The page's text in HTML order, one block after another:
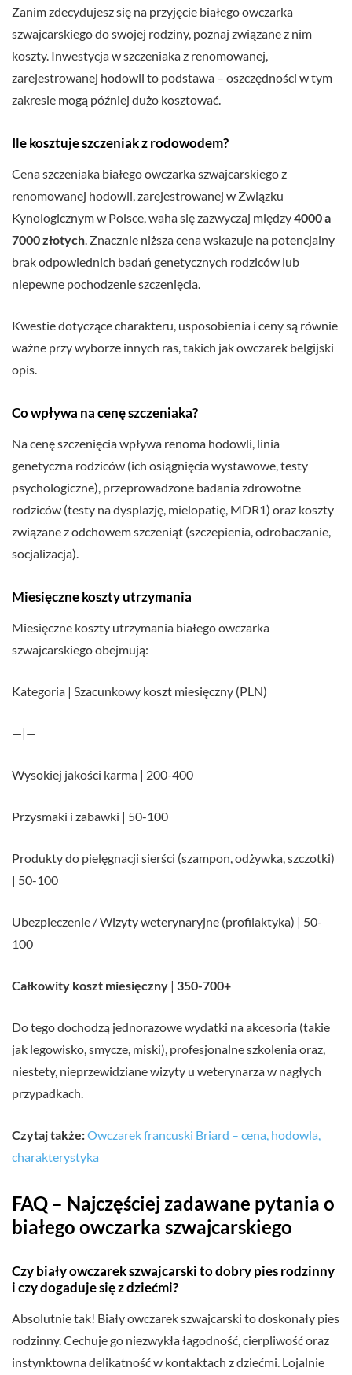
Zanim zdecydujesz się na przyjęcie białego owczarka
szwajcarskiego do swojej rodziny, poznaj związane z nim
koszty. Inwestycja w szczeniaka z renomowanej,
zarejestrowanej hodowli to podstawa – oszczędności w tym
zakresie mogą później dużo kosztować.
Ile kosztuje szczeniak z rodowodem?
Cena szczeniaka białego owczarka szwajcarskiego z
renomowanej hodowli, zarejestrowanej w Związku
Kynologicznym w Polsce, waha się zazwyczaj między4000 a
7000 złotych . Znacznie niższa cena wskazuje na potencjalny
brak odpowiednich badań genetycznych rodziców lub
niepewne pochodzenie szczenięcia.
Kwestie dotyczące charakteru, usposobienia i ceny są równie
ważne przy wyborze innych ras, takich jak owczarek belgijski
opis.
Co wpływa na cenę szczeniaka?
Na cenę szczenięcia wpływa renoma hodowli, linia
genetyczna rodziców (ich osiągnięcia wystawowe, testy
psychologiczne), przeprowadzone badania zdrowotne
rodziców (testy na dysplazję, mielopatię, MDR1) oraz koszty
związane z odchowem szczeniąt (szczepienia, odrobaczanie,
socjalizacja).
Miesięczne koszty utrzymania
Miesięczne koszty utrzymania białego owczarka
szwajcarskiego obejmują:
Kategoria | Szacunkowy koszt miesięczny (PLN)
—|—
Wysokiej jakości karma | 200-400
Przysmaki i zabawki | 50-100
Produkty do pielęgnacji sierści (szampon, odżywka, szczotki)
| 50-100
Ubezpieczenie / Wizyty weterynaryjne (profilaktyka) | 50-
100
Całkowity koszt miesięczny | 350-700+
Do tego dochodzą jednorazowe wydatki na akcesoria (takie
jak legowisko, smycze, miski), profesjonalne szkolenia oraz,
niestety, nieprzewidziane wizyty u weterynarza w nagłych
przypadkach.
Czytaj także:Owczarek francuski Briard – cena, hodowla,
charakterystyka
FAQ – Najczęściej zadawane pytania o
białego owczarka szwajcarskiego
Czy biały owczarek szwajcarski to dobry pies rodzinny
i czy dogaduje się z dziećmi?
Absolutnie tak! Biały owczarek szwajcarski to doskonały pies
rodzinny. Cechuje go niezwykła łagodność, cierpliwość oraz
instynktowna delikatność w kontaktach z dziećmi. Lojalnie